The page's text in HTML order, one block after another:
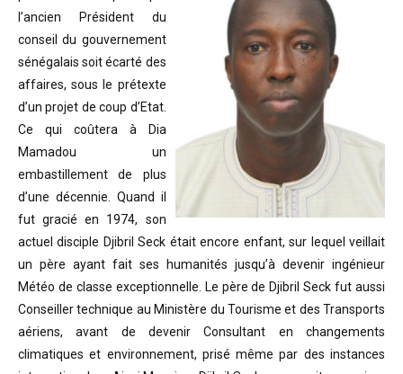
l’ancien Président du
conseil du gouvernement
sénégalais soit écarté des
affaires, sous le prétexte
d’un projet de coup d’Etat.
Ce qui coûtera à Dia
Mamadou un
embastillement de plus
d’une décennie. Quand il
fut gracié en 1974, son
actuel disciple Djibril Seck était encore enfant, sur lequel veillait
un père ayant fait ses humanités jusqu’à devenir ingénieur
Météo de classe exceptionnelle. Le père de Djibril Seck fut aussi
Conseiller technique au Ministère du Tourisme et des Transports
aériens, avant de devenir Consultant en changements
climatiques et environnement, prisé même par des instances